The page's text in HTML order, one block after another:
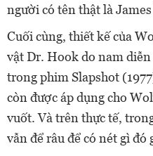
người có tên thật là
Cuối cùng, thiết kế của
vật Dr. Hook do nam
trong phim Slapshot
còn được áp dụng cho
vuốt. Và trên thực tế,
vẫn để râu để có nét gì